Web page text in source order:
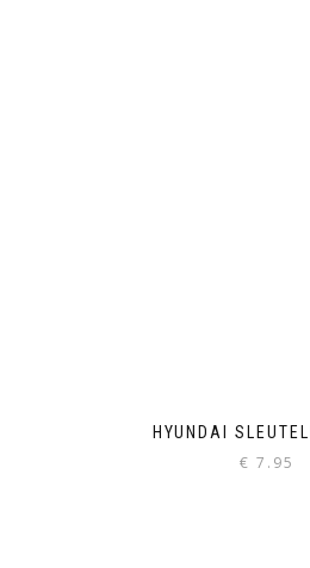
HYUNDAI
€ 7.95